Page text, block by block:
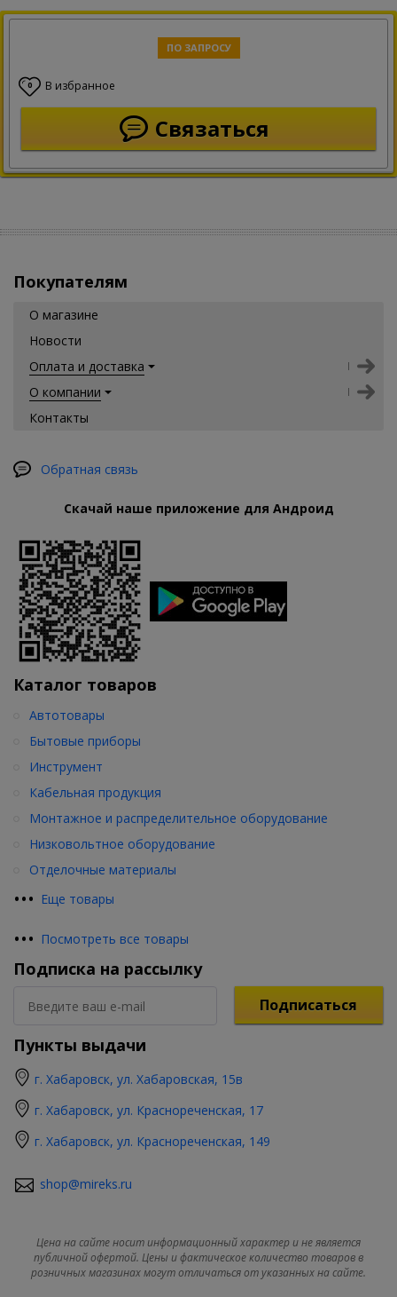
ПО ЗАПРОСУ
0 В избранное
Связаться
Покупателям
О магазине
Новости
Оплата и доставка
О компании
Контакты
Обратная связь
Скачай наше приложение для Андроид
Каталог товаров
••• Еще товары
Автотовары
Бытовые приборы
Инструмент
Кабельная продукция
Монтажное и распределительное оборудование
Низковольтное оборудование
Отделочные материалы
••• Посмотреть все товары
Подписка на рассылку
Подписаться
Пункты выдачи
г. Хабаровск, ул. Хабаровская, 15в
г. Хабаровск, ул. Краснореченская, 17
г. Хабаровск, ул. Краснореченская, 149
shop@mireks.ru
Цена на сайте носит информационный характер и не является
публичной офертой. Цены и фактическое количество товаров в
розничных магазинах могут отличаться от указанных на сайте.